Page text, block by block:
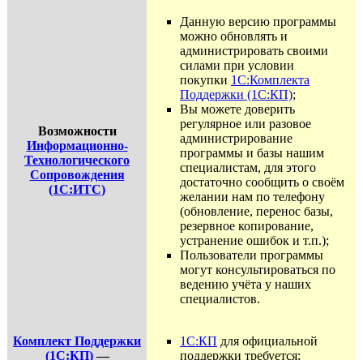
Возможности
Информационно-
Технологического
Сопровождения
(1С:ИТС)
Данную версию программы
можно обновлять и
администрировать своими
силами при условии
покупки 1С:Комплекта
Поддержки (1С:КП);
Вы можете доверить
регулярное или разовое
администрирование
программы и базы нашим
специалистам, для этого
достаточно сообщить о своём
желании нам по телефону
(обновление, перенос базы,
резервное копирование,
устранение ошибок и т.п.);
Пользователи программы
могут консультироваться по
ведению учёта у наших
специалистов.
Комплект Поддержки
(1С:КП)—
1С:КП для официальной
поддержки требуется;